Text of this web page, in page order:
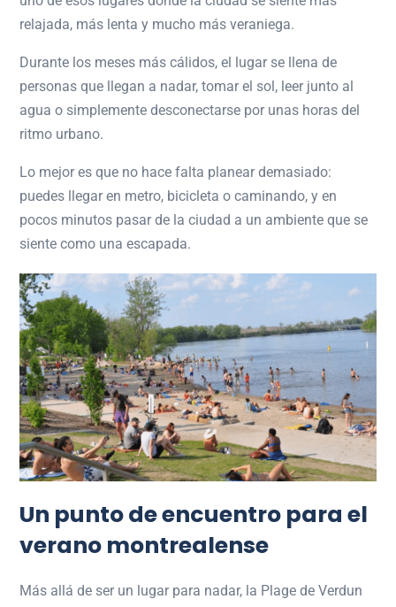
relajada, más lenta y mucho más veraniega.
Durante los meses más cálidos, el lugar se llena de
personas que llegan a nadar, tomar el sol, leer junto al
agua o simplemente desconectarse por unas horas del
ritmo urbano.
Lo mejor es que no hace falta planear demasiado:
puedes llegar en metro, bicicleta o caminando, y en
pocos minutos pasar de la ciudad a un ambiente que se
siente como una escapada.
Un punto de encuentro para el
verano montrealense
Más allá de ser un lugar para nadar, la Plage de Verdun